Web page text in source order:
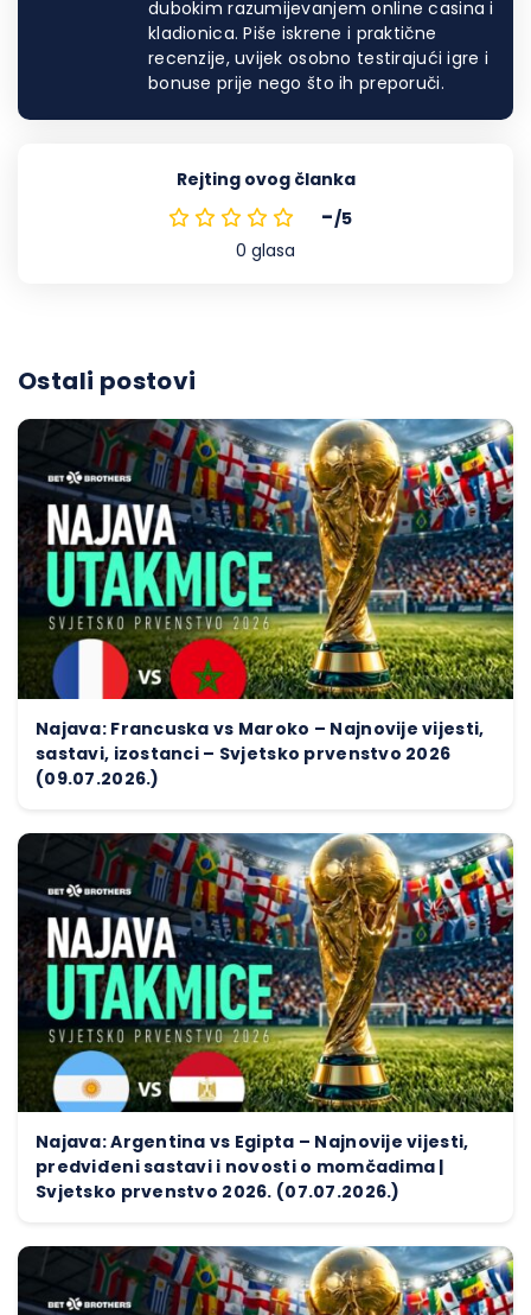
dubokim razumijevanjem online casina i
kladionica. Piše iskrene i praktične
recenzije, uvijek osobno testirajući igre i
bonuse prije nego što ih preporuči.
Rejting ovog članka
-/5
0 glasa
Ostali postovi
Najava: Francuska vs Maroko – Najnovije vijesti,
sastavi, izostanci – Svjetsko prvenstvo 2026
(09.07.2026.)
Najava: Argentina vs Egipta – Najnovije vijesti,
predviđeni sastavi i novosti o momčadima |
Svjetsko prvenstvo 2026. (07.07.2026.)